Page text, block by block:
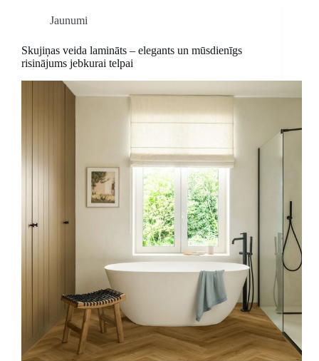
Jaunumi
Skujiņas veida lamināts – elegants un mūsdienīgs
risinājums jebkurai telpai